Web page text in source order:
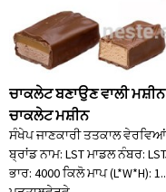
ਚਾਕਲੇਟ ਬਣਾਉਣ ਵਾਲੀ
ਚਾਕਲੇਟ ਮਸ਼ੀਨ
ਸੰਖੇਪ ਜਾਣਕਾਰੀ ਤਤਕਾਲ ਵੇਰਵਿਆਂ
ਬ੍ਰਾਂਡ ਨਾਮ: LST ਮਾਡਲ ਨੰਬਰ:
ਭਾਰ: 4000 ਕਿਲੋ ਮਾਪ (L*W*H):